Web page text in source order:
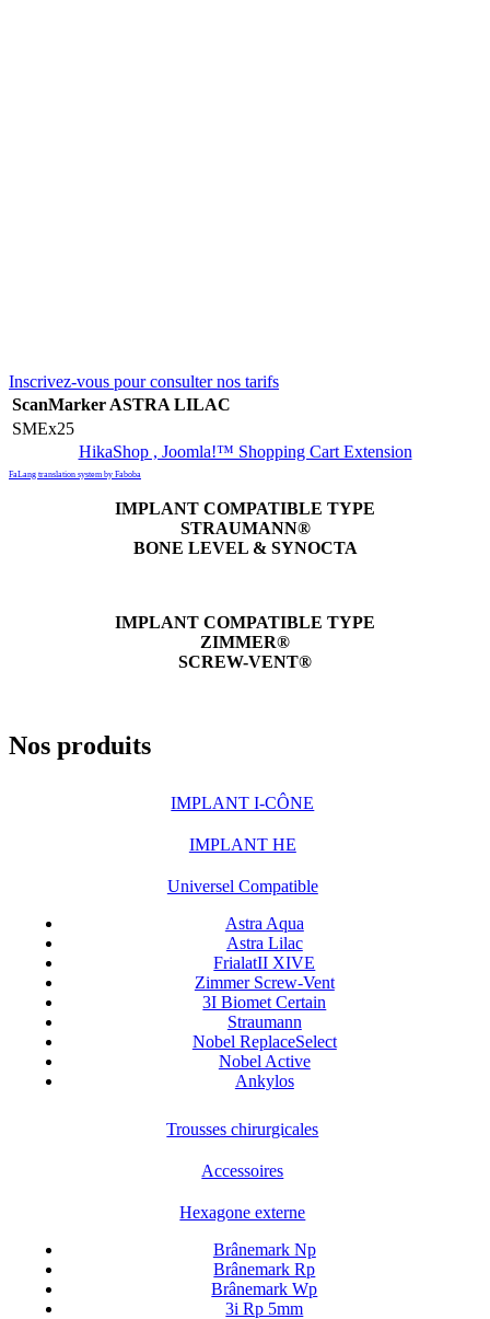
Inscrivez-vous pour consulter nos tarifs
ScanMarker ASTRA LILAC
SMEx25
HikaShop , Joomla!™ Shopping Cart Extension
FaLang translation system by Faboba
IMPLANT COMPATIBLE TYPE
STRAUMANN®
BONE LEVEL & SYNOCTA
IMPLANT COMPATIBLE TYPE
ZIMMER®
SCREW-VENT®
Nos produits
IMPLANT I-CÔNE
IMPLANT HE
Universel Compatible
Astra Aqua
Astra Lilac
FrialatII XIVE
Zimmer Screw-Vent
3I Biomet Certain
Straumann
Nobel ReplaceSelect
Nobel Active
Ankylos
Trousses chirurgicales
Accessoires
Hexagone externe
Brânemark Np
Brânemark Rp
Brânemark Wp
3i Rp 5mm